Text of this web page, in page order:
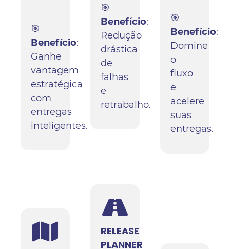
🎯
Benefício:
Ganhe
vantagem
estratégica
com
entregas
inteligentes.
🎯
Benefício:
Redução
drástica
de
falhas
e
retrabalho.
🎯
Benefício:
Domine
o
fluxo
e
acelere
suas
entregas.
RELEASE
PLANNER